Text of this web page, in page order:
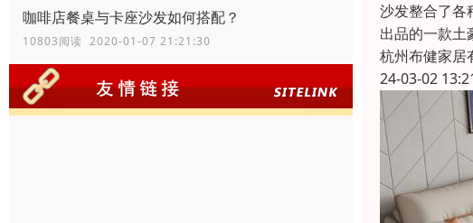
咖啡店餐桌与卡座沙发如何搭配？
10803阅读 2020-01-07 21:21:30
沙发整合了各
出品的一款土
杭州布健家居
24-03-02